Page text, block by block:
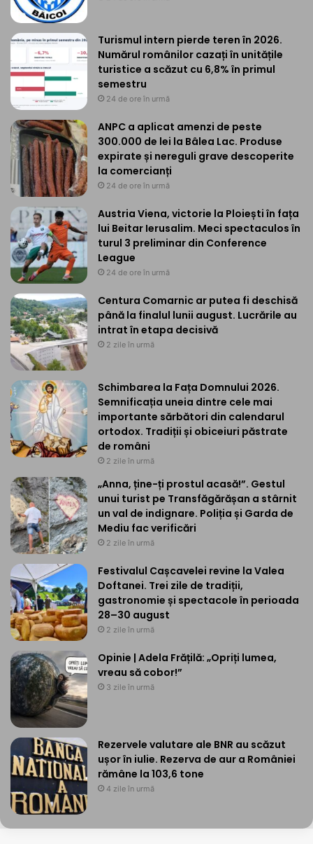
Turismul intern pierde teren în 2026.
Numărul românilor cazați în unitățile
turistice a scăzut cu 6,8% în primul
semestru
24 de ore în urmă
ANPC a aplicat amenzi de peste
300.000 de lei la Bâlea Lac. Produse
expirate și nereguli grave descoperite
la comercianți
24 de ore în urmă
Austria Viena, victorie la Ploiești în fața
lui Beitar Ierusalim. Meci spectaculos în
turul 3 preliminar din Conference
League
24 de ore în urmă
Centura Comarnic ar putea fi deschisă
până la finalul lunii august. Lucrările au
intrat în etapa decisivă
2 zile în urmă
Schimbarea la Fața Domnului 2026.
Semnificația uneia dintre cele mai
importante sărbători din calendarul
ortodox. Tradiții și obiceiuri păstrate
de români
2 zile în urmă
„Anna, ține-ți prostul acasă!”. Gestul
unui turist pe Transfăgărășan a stârnit
un val de indignare. Poliția și Garda de
Mediu fac verificări
2 zile în urmă
Festivalul Cașcavelei revine la Valea
Doftanei. Trei zile de tradiții,
gastronomie și spectacole în perioada
28–30 august
2 zile în urmă
Opinie | Adela Frățilă: „Opriți lumea,
vreau să cobor!”
3 zile în urmă
Rezervele valutare ale BNR au scăzut
ușor în iulie. Rezerva de aur a României
rămâne la 103,6 tone
4 zile în urmă